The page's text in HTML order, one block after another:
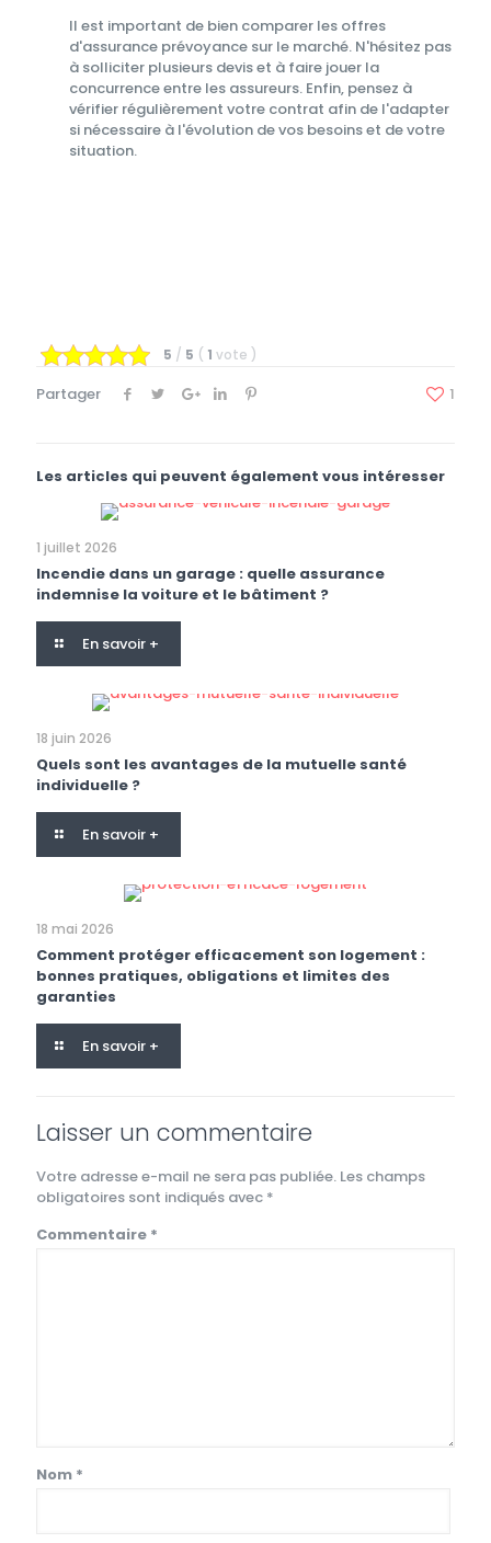
Il est important de bien comparer les offres
d'assurance prévoyance sur le marché. N'hésitez pas
à solliciter plusieurs devis et à faire jouer la
concurrence entre les assureurs. Enfin, pensez à
vérifier régulièrement votre contrat afin de l'adapter
si nécessaire à l'évolution de vos besoins et de votre
situation.
5 / 5 ( 1 vote )
Partager 1
Les articles qui peuvent également vous intéresser
1 juillet 2026
Incendie dans un garage : quelle assurance
indemnise la voiture et le bâtiment ?
En savoir +
18 juin 2026
Quels sont les avantages de la mutuelle santé
individuelle ?
En savoir +
18 mai 2026
Comment protéger efficacement son logement :
bonnes pratiques, obligations et limites des
garanties
En savoir +
Laisser un commentaire
Votre adresse e-mail ne sera pas publiée. Les champs
obligatoires sont indiqués avec *
Commentaire *
Nom *